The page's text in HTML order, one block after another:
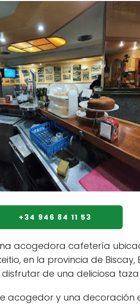
+34 946 84 11 53
acogedora cafetería
en la provincia de
de una deliciosa
acogedor y una